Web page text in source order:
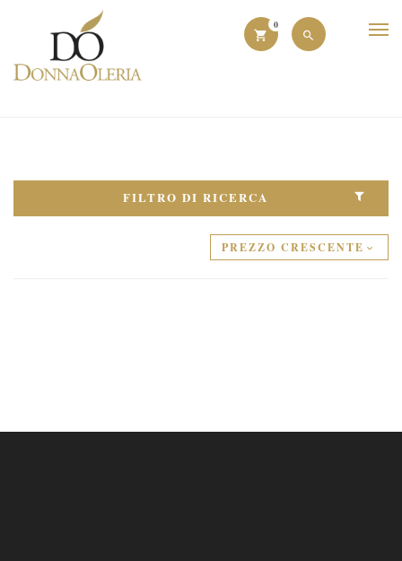
0
FILTRO DI RICERCA
PREZZO CRESCENTE